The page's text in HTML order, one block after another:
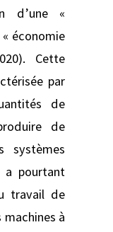
d’une «
économie
Cette
par
de
de
systèmes
a pourtant
travail de
machines à